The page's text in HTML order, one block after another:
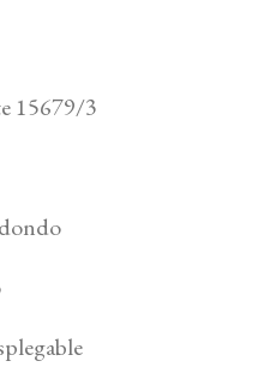
15679/3